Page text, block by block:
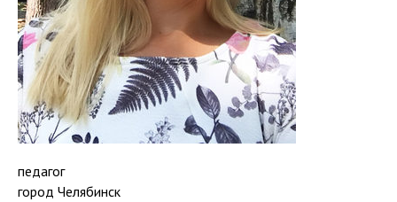
педагог
город Челябинск